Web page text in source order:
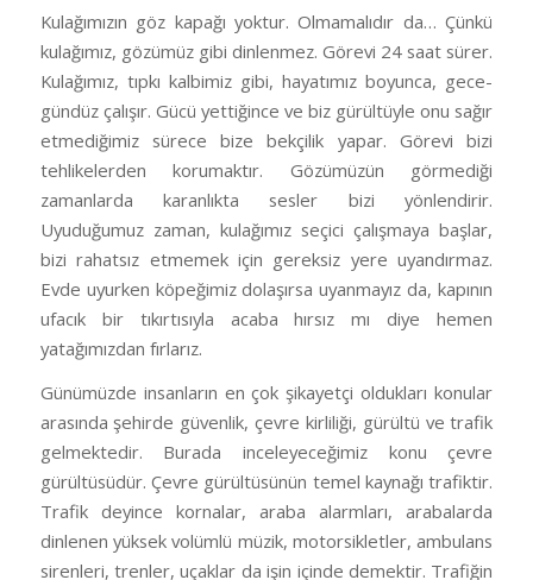
Kulağımızın göz kapağı yoktur. Olmamalıdır da… Çünkü
kulağımız, gözümüz gibi dinlenmez. Görevi 24 saat sürer.
Kulağımız, tıpkı kalbimiz gibi, hayatımız boyunca, gece-
gündüz çalışır. Gücü yettiğince ve biz gürültüyle onu sağır
etmediğimiz sürece bize bekçilik yapar. Görevi bizi
tehlikelerden korumaktır. Gözümüzün görmediği
zamanlarda karanlıkta sesler bizi yönlendirir.
Uyuduğumuz zaman, kulağımız seçici çalışmaya başlar,
bizi rahatsız etmemek için gereksiz yere uyandırmaz.
Evde uyurken köpeğimiz dolaşırsa uyanmayız da, kapının
ufacık bir tıkırtısıyla acaba hırsız mı diye hemen
yatağımızdan fırlarız.
Günümüzde insanların en çok şikayetçi oldukları konular
arasında şehirde güvenlik, çevre kirliliği, gürültü ve trafik
gelmektedir. Burada inceleyeceğimiz konu çevre
gürültüsüdür. Çevre gürültüsünün temel kaynağı trafiktir.
Trafik deyince kornalar, araba alarmları, arabalarda
dinlenen yüksek volümlü müzik, motorsikletler, ambulans
sirenleri, trenler, uçaklar da işin içinde demektir. Trafiğin